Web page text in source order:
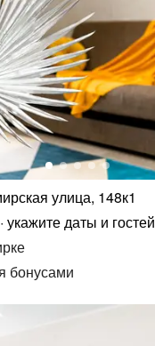
улица, 148к1
укажите даты и гостей
бонусами